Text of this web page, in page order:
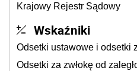
Krajowy Rejestr Sądowy
Wskaźniki
Odsetki ustawowe i odsetki
Odsetki za zwłokę od